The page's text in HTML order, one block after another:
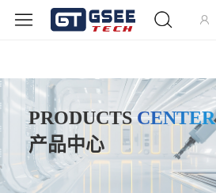
PRODUCTSCENTER
产品中心